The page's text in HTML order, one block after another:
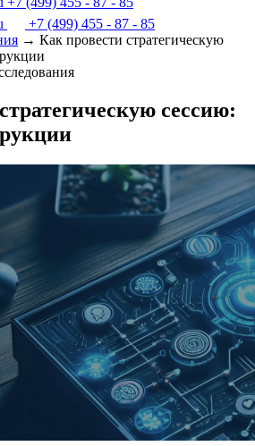
+7 (499) 455 - 87 - 85
→ Как провести стратегическую
сессию: